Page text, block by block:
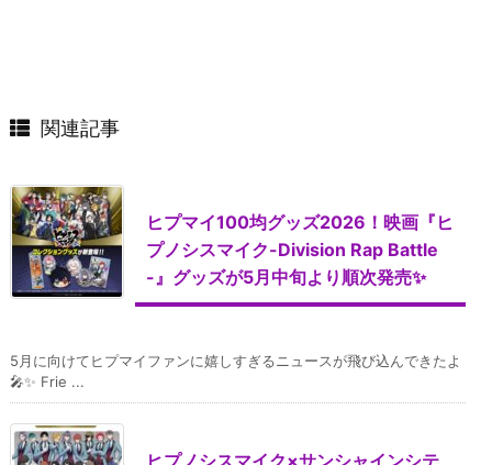
関連記事
ヒプマイ100均グッズ2026！映画『ヒ
プノシスマイク-Division Rap Battle
-』グッズが5月中旬より順次発売✨
5月に向けてヒプマイファンに嬉しすぎるニュースが飛び込んできたよ
🎤✨ Frie ...
ヒプノシスマイク×サンシャインシテ